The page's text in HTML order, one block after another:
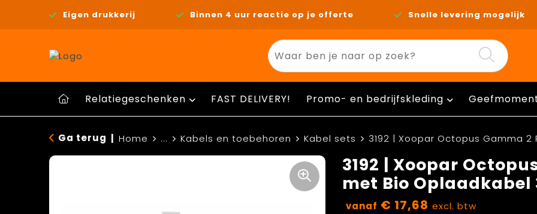
Eigen drukkerij Binnen 4 uur reactie op je offerte Snelle levering mogelijk
Relatiegeschenken FAST DELIVERY! Promo- en bedrijfskleding
Ga terug Home ... Kabels en toebehoren Kabel sets 3192 | Xoopar Octopus Gamma
3192 | Xoopar
met Bio Oplaadkabel
vanaf € 17,68 excl. btw